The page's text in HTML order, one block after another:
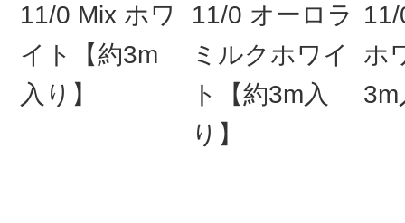
11/0 Mix ホワ
イト【約3m
入り】
11/0 オーロラ
ミルクホワイ
ト【約3m入
り】
ホ
3m